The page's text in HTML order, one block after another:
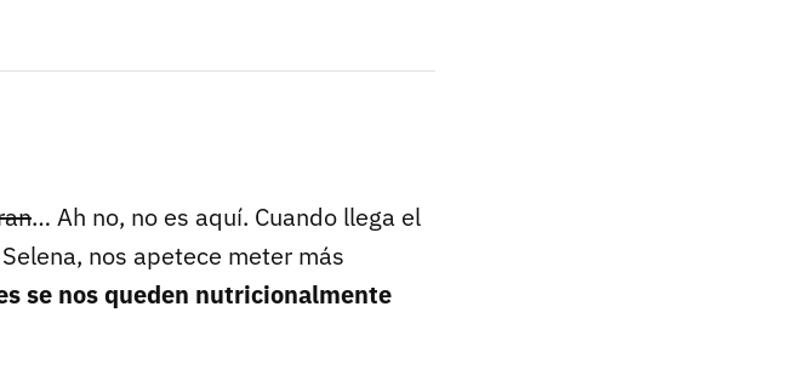
… Ah no, no es aquí. Cuando llega el
nos apetece meter más
se nos queden nutricionalmente